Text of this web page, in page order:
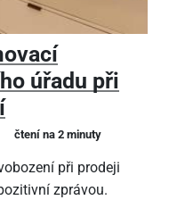
úřadu při
čtení na 2 minuty
při prodeji
zprávou.